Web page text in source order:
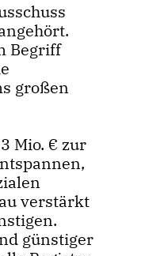
Begriff
großen
Mio. € zur
verstärkt
günstiger